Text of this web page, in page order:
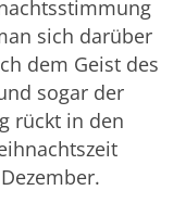
sich darüber
dem Geist des
sogar der
rückt in den